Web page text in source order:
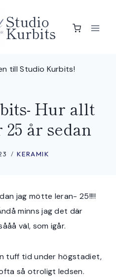
Studio
Kurbits
till Studio Kurbits!
Hur allt
år sedan
KERAMIK
jag mötte leran- 25!!!!
minns jag det där
väl, som igår.
tuff tid under högstadiet,
så otroligt ledsen.